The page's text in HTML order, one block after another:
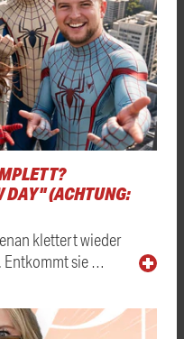
DAY" (ACHTUNG:
klettert wieder
Entkommt sie …